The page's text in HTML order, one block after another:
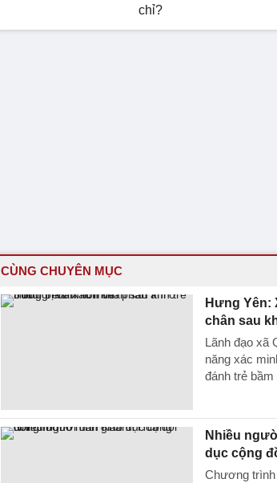
chỉ?
CÙNG CHUYÊN MỤC
Hưng Yên:
chân sau
Lãnh đạo xã
năng xác
đánh trẻ
Nhiều
dục cộng
Chương trình